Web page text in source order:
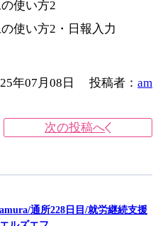
使い方2
使い方2・日報入力
年07月08日 投稿者： am
次の投稿へ
通所228日目/就労継続支援